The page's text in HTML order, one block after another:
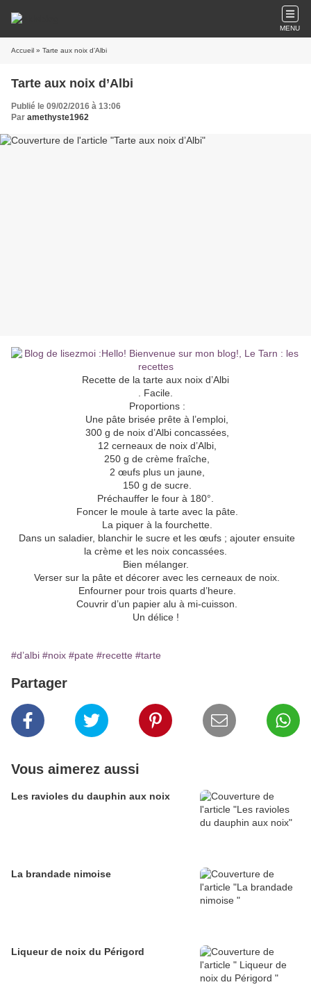
MENU
Accueil » Tarte aux noix d’Albi
Tarte aux noix d’Albi
Publié le 09/02/2016 à 13:06
Par amethyste1962
Recette de la tarte aux noix d’Albi
. Facile.
Proportions :
Une pâte brisée prête à l’emploi,
300 g de noix d’Albi concassées,
12 cerneaux de noix d’Albi,
250 g de crème fraîche,
2 œufs plus un jaune,
150 g de sucre.
Préchauffer le four à 180°.
Foncer le moule à tarte avec la pâte.
La piquer à la fourchette.
Dans un saladier, blanchir le sucre et les œufs ; ajouter ensuite
la crème et les noix concassées.
Bien mélanger.
Verser sur la pâte et décorer avec les cerneaux de noix.
Enfourner pour trois quarts d’heure.
Couvrir d’un papier alu à mi-cuisson.
Un délice !
#d’albi #noix #pate #recette #tarte
Partager
Vous aimerez aussi
Les ravioles du dauphin aux noix
La brandade nimoise
Liqueur de noix du Périgord